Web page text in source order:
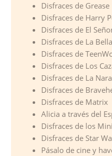
Disfraces de Grease
Disfraces de Harry
Disfraces de El
Disfraces de La
Disfraces de
Disfraces de Los
Disfraces de La
Disfraces de
Disfraces de Matrix
Alicia a través del
Disfraces de los
Disfraces de Star
Pásalo de cine y